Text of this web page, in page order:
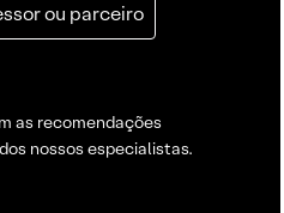
ou parceiro
as recomendações
nossos especialistas.